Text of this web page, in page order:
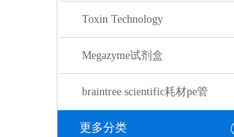
Toxin Technology
Megazyme试剂盒
braintree scientific耗材pe管
更多分类